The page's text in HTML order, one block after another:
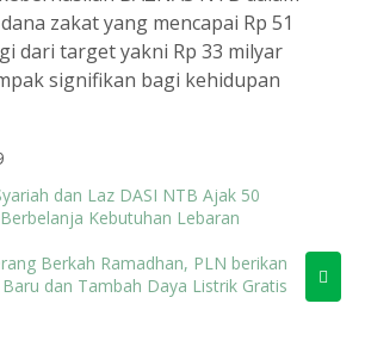
zakat yang mencapai Rp 51
dari target yakni Rp 33 milyar
signifikan bagi kehidupan
dan Laz DASI NTB Ajak 50
Kebutuhan Lebaran
Berkah Ramadhan, PLN berikan
Baru dan Tambah Daya Listrik Gratis